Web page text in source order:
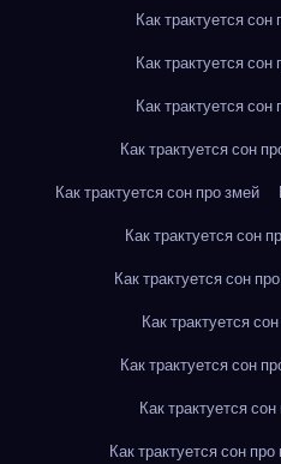
Как трактуется
Как трактуется
Как трактуется
Как трактуется сон
Как трактуется сон про змей
Как трактуется сон
Как трактуется сон
Как трактуется
Как трактуется сон
Как трактуется
Как трактуется сон